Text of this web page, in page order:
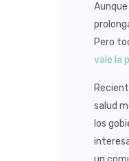
Pero
vale la
salud
los